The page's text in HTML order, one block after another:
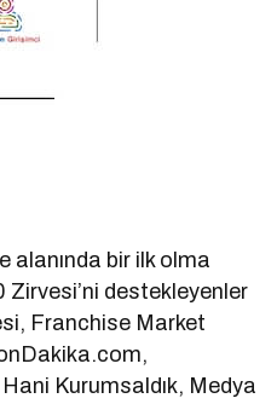
alanında bir ilk olma
Zirvesi’ni destekleyenler
Franchise Market
Kurumsaldık, Medya